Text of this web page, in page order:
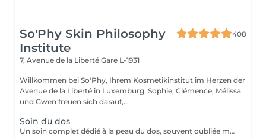
So'Phy Skin Philosophy
Institute
408
7, Avenue de la Liberté Gare L-1931
Willkommen bei So'Phy, Ihrem Kosmetikinstitut im Herzen der
Avenue de la Liberté in Luxemburg. Sophie, Clémence, Mélissa
und Gwen freuen sich darauf,...
Soin du dos
Un soin complet dédié à la peau du dos, souvent oubliée mais pourtant sujette aux tensions et aux imperfections. Ce soin débute par un nettoyage et une exfoliation afin de purifier la peau, affiner le grain de peau et améliorer sa texture. Selon vos besoins et la durée choisie (30 ou 60 minutes), un travail plus ciblé peut être réalisé pour désincruster la peau et rééquilibrer les zones concernées. Le soin se termine par un massage relaxant, permettant de relâcher les tensions accumulées et de procurer une sensation immédiate de bien-être. La peau est plus nette, plus douce et le dos profondément détendu. Un soin idéal pour prendre soin de cette zone souvent négligée tout en s'accordant un moment de détente.